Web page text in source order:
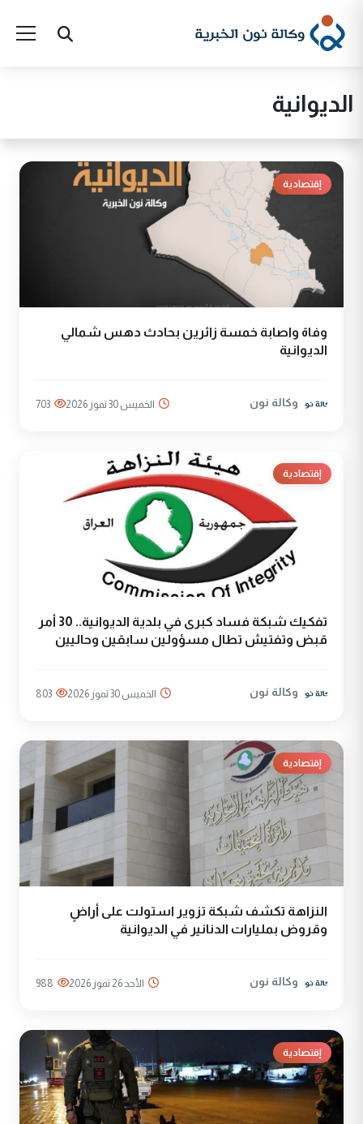
الديوانية
إقتصادية
وفاة واصابة خمسة زائرين بحادث دهس شمالي
الديوانية
وكالة نون الخميس 30 تموز 2026 703
إقتصادية
تفكيك شبكة فساد كبرى في بلدية الديوانية.. 30 أمر
قبض وتفتيش تطال مسؤولين سابقين وحاليين
وكالة نون الخميس 30 تموز 2026 803
إقتصادية
النزاهة تكشف شبكة تزوير استولت على أراضٍ
وقروض بمليارات الدنانير في الديوانية
وكالة نون الأحد 26 تموز 2026 988
إقتصادية